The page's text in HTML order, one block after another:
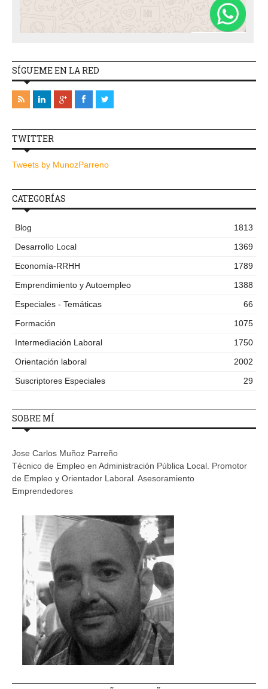
SÍGUEME EN LA RED
TWITTER
Tweets by MunozParreno
CATEGORÍAS
Blog
1813
Desarrollo Local
1369
Economía-RRHH
1789
Emprendimiento y Autoempleo
1388
Especiales - Temáticas
66
Formación
1075
Intermediación Laboral
1750
Orientación laboral
2002
Suscriptores Especiales
29
SOBRE MÍ
Jose Carlos Muñoz Parreño
Técnico de Empleo en Administración Pública Local. Promotor
de Empleo y Orientador Laboral. Asesoramiento
Emprendedores